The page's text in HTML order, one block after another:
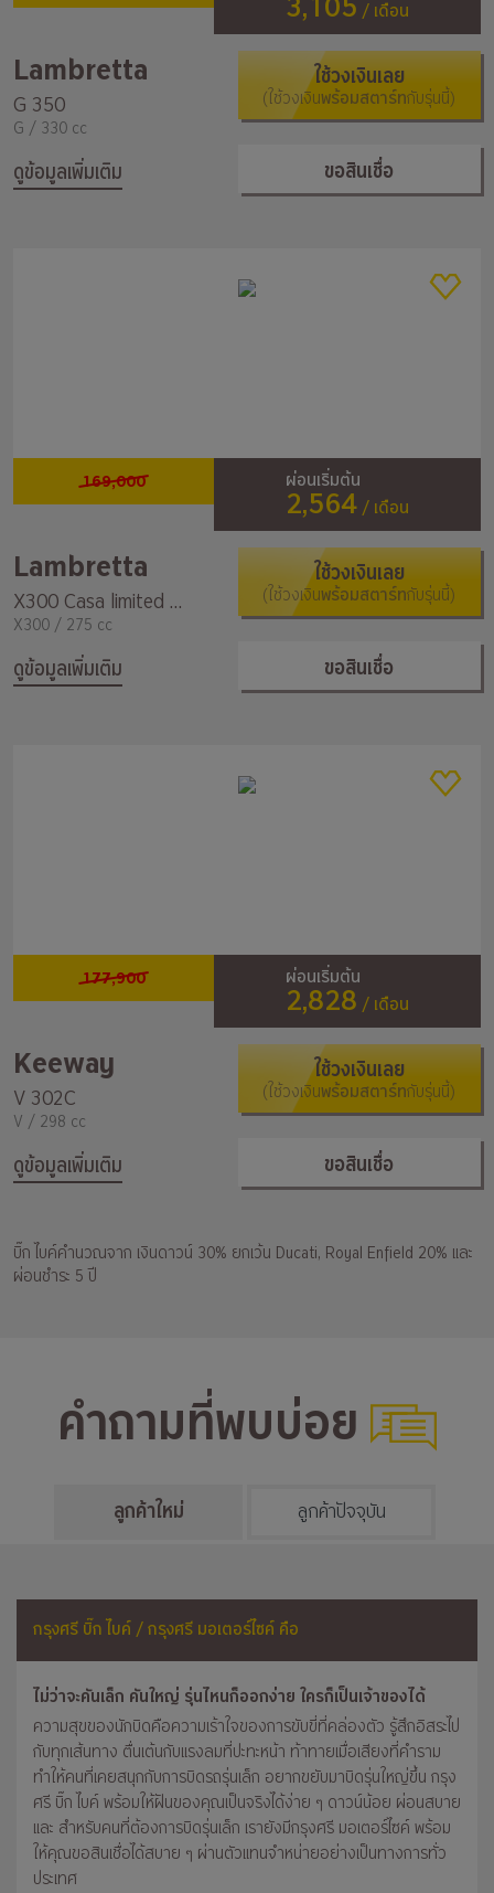
/ เดือน
Lambretta
G 350
G / 330 cc
ดูข้อมูลเพิ่มเติม
ใช้วงเงินเลย
(ใช้วงเงินพร้อมสตาร์ทกับรุ่นนี้)
ขอสินเชื่อ
169,000 ผ่อนเริ่มต้น
2,564/ เดือน
Lambretta
X300 Casa limited Edition
X300 / 275 cc
ดูข้อมูลเพิ่มเติม
ใช้วงเงินเลย
(ใช้วงเงินพร้อมสตาร์ทกับรุ่นนี้)
ขอสินเชื่อ
177,900 ผ่อนเริ่มต้น
2,828 / เดือน
Keeway
V 302C
V / 298 cc
ดูข้อมูลเพิ่มเติม
ใช้วงเงินเลย
(ใช้วงเงินพร้อมสตาร์ทกับรุ่นนี้)
ขอสินเชื่อ
บิ๊ก ไบค์คำนวณจาก เงินดาวน์ 30% ยกเว้น Ducati, Royal Enfield 20% และ
ผ่อนชำระ 5 ปี
คำถามที่พบบ่อย
ลูกค้าใหม่ ลูกค้าปัจจุบัน
กรุงศรี บิ๊ก ไบค์ / กรุงศรี มอเตอร์ไซค์ คือ
ไม่ว่าจะคันเล็ก คันใหญ่ รุ่นไหนก็ออกง่าย ใครก็เป็นเจ้าของได้
ความสุขของนักบิดคือความเร้าใจของการขับขี่ที่คล่องตัว รู้สึกอิสระไป
กับทุกเส้นทาง ตื่นเต้นกับแรงลมที่ปะทะหน้า ท้าทายเมื่อเสียงที่คำราม
ทำให้คนที่เคยสนุกกับการบิดรถรุ่นเล็ก อยากขยับมาบิดรุ่นใหญ่ขึ้น กรุง
ศรี บิ๊ก ไบค์ พร้อมให้ฝันของคุณเป็นจริงได้ง่าย ๆ ดาวน์น้อย ผ่อนสบาย
และ สำหรับคนที่ต้องการบิดรุ่นเล็ก เรายังมีกรุงศรี มอเตอร์ไซค์ พร้อม
ให้คุณขอสินเชื่อได้สบาย ๆ ผ่านตัวแทนจำหน่ายอย่างเป็นทางการทั่ว
ประเทศ